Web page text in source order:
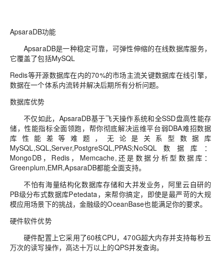
ApsaraDB功能
ApsaraDB是一种稳定可靠，可弹性伸缩的在线数据库服务，
它覆盖了包括MySQL
Redis等开源数据库在内的70%的市场主流关键数据库在线引擎，
数据在一个体系内流转并解决后期所有分析问题。
数据库优势
不仅如此， ApsaraDB基于飞天操作系统和全SSD盘高性能存
储，性能指标全面领跑，帮你彻底解决运维平台弱DBA难招数据
库性能差等难题，无论是关系型数据库
MySQL,SQL,Server,PostgreSQL,PPAS;NoSQL 数据库：
MongoDB， Redis， Memcache, 还是数据分析型数据库：
Greenplum,EMR,ApsaraDB都能全面支持。
不怕有海量结构化数据库存储和大并发业务，阿里云自研的
PB级分布式数据库Petedata ，来帮你搞定，即使是最严苛的大规
模应用场景下的挑战，金融级的OceanBase也能满足你的要求。
硬件软件优势
硬件配置上它采用了60核CPU，470G超大内存并支持每秒五
万次的读写操作，高达十万以上的QPS并发查询。